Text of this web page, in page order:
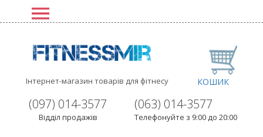
Інтернет-магазин товарів для фітнесу
(063) 014-3577
Телефонуйте з 9:00 до 20:00
(097) 014-3577
Відділ продажів
КОШИК